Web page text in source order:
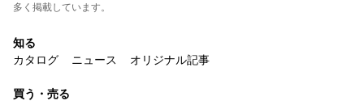
多く掲載しています。
知る
カタログ
ニュース オリジナル記事
買う・売る